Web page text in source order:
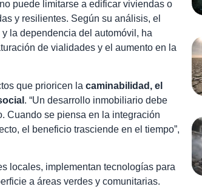
puede limitarse a edificar viviendas o
y resilientes. Según su análisis, el
la dependencia del automóvil, ha
de vialidades y el aumento en la
que prioricen la caminabilidad, el
. “Un desarrollo inmobiliario debe
Cuando se piensa en la integración
el beneficio trasciende en el tiempo”,
locales, implementan tecnologías para
a áreas verdes y comunitarias.